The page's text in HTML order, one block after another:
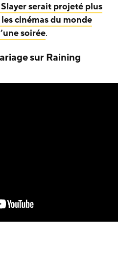
serait projeté plus
cinémas du monde
soirée.
sur Raining